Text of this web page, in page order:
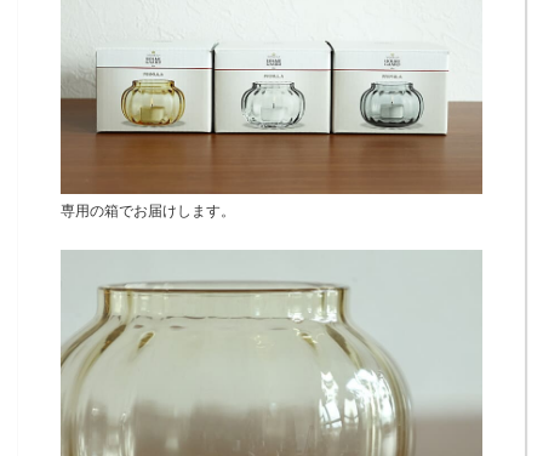
専用の箱でお届けします。